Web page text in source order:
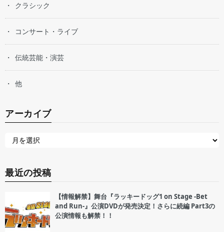
クラシック
コンサート・ライブ
伝統芸能・演芸
他
アーカイブ
最近の投稿
【情報解禁】舞台『ラッキードッグ1 on Stage -Bet
and Run-』公演DVDが発売決定！さらに続編 Part3の
公演情報も解禁！！